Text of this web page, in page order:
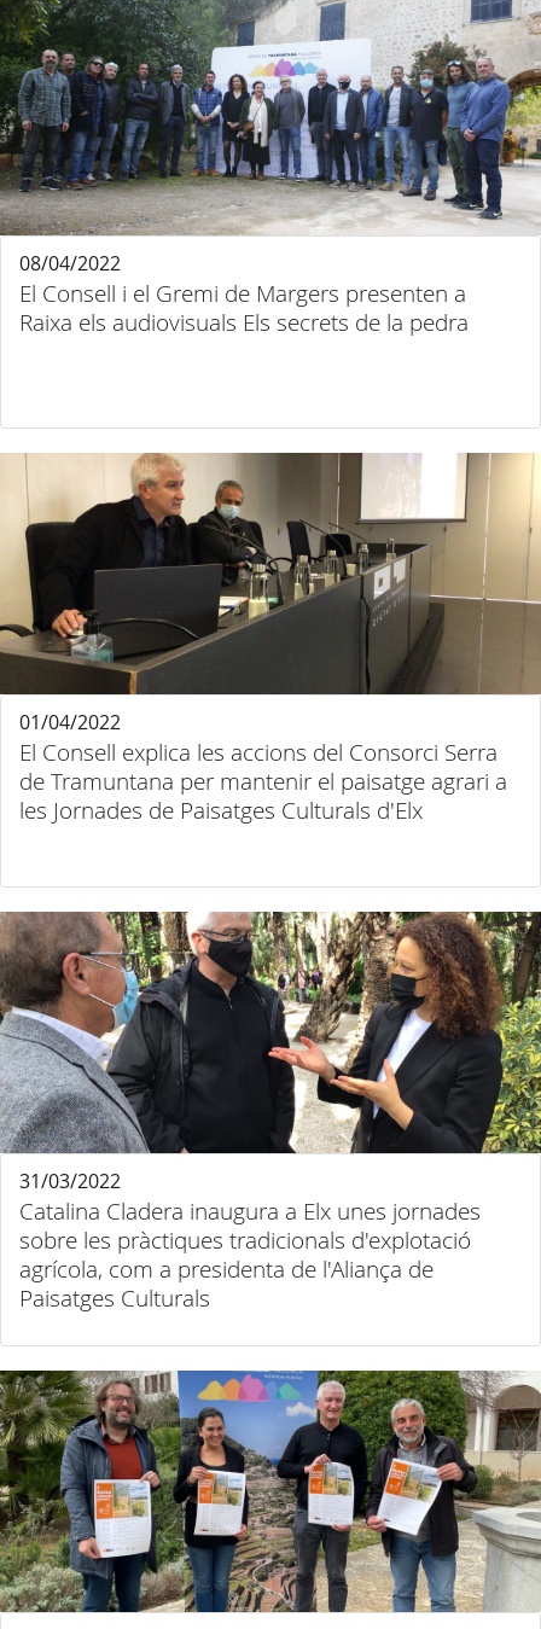
El Consell i el Gremi de Margers presenten a
Raixa els audiovisuals Els secrets de la pedra
08/04/2022
El Consell explica les accions del Consorci Serra
de Tramuntana per mantenir el paisatge agrari a
les Jornades de Paisatges Culturals d'Elx
01/04/2022
Catalina Cladera inaugura a Elx unes jornades
sobre les pràctiques tradicionals d'explotació
agrícola, com a presidenta de l'Aliança de
Paisatges Culturals
31/03/2022